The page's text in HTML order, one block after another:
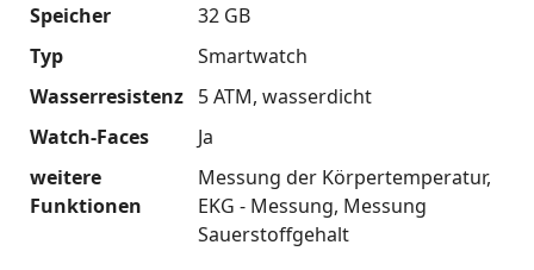
Speicher
32 GB
Typ
Smartwatch
Wasserresistenz 5 ATM wasserdicht
Watch-Faces
Ja
weitere
Funktionen
Messung der Körpertemperatur
EKG - Messung Messung
Sauerstoffgehalt